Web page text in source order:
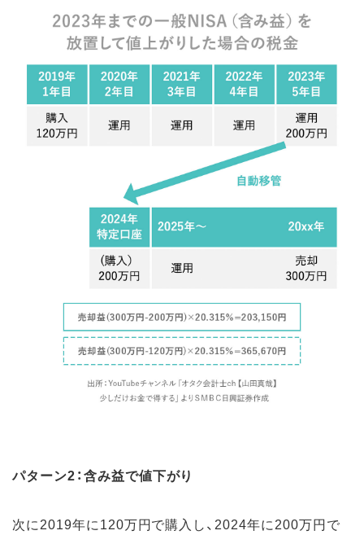
パターン2：含み益で値下がり
次に2019年に120万円で購入し、2024年に200万円で